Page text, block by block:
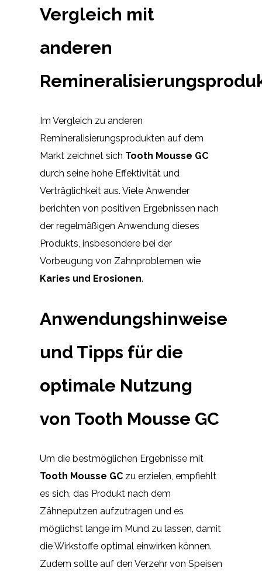
Vergleich mit
anderen
Im Vergleich zu anderen
Remineralisierungsprodukten auf dem
Markt zeichnet sich Tooth Mousse GC
durch seine hohe Effektivität und
Verträglichkeit aus. Viele Anwender
berichten von positiven Ergebnissen nach
der regelmäßigen Anwendung dieses
Produkts, insbesondere bei der
Vorbeugung von Zahnproblemen wie
Karies und Erosionen.
Anwendungshinweise
und Tipps für die
optimale Nutzung
von Tooth Mousse GC
Um die bestmöglichen Ergebnisse mit
Tooth Mousse GC zu erzielen, empfiehlt
es sich, das Produkt nach dem
Zähneputzen aufzutragen und es
möglichst lange im Mund zu lassen, damit
die Wirkstoffe optimal einwirken können.
Zudem sollte auf den Verzehr von Speisen